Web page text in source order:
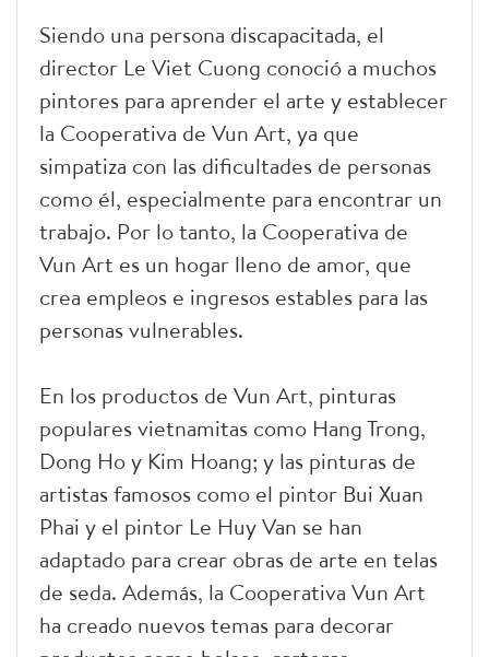
Siendo una persona discapacitada, el
director Le Viet Cuong conoció a muchos
pintores para aprender el arte y establecer
la Cooperativa de Vun Art, ya que
simpatiza con las dificultades de personas
como él, especialmente para encontrar un
trabajo. Por lo tanto, la Cooperativa de
Vun Art es un hogar lleno de amor, que
crea empleos e ingresos estables para las
personas vulnerables.
En los productos de Vun Art, pinturas
populares vietnamitas como Hang Trong,
Dong Ho y Kim Hoang; y las pinturas de
artistas famosos como el pintor Bui Xuan
Phai y el pintor Le Huy Van se han
adaptado para crear obras de arte en telas
de seda. Además, la Cooperativa Vun Art
ha creado nuevos temas para decorar